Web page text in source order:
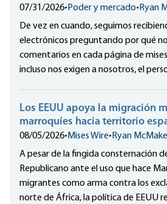
07/31/2026• Poder y mercado• Ryan
De vez en cuando, seguimos
electrónicos preguntando por qué
comentarios en cada página de
incluso nos exigen a nosotros, el
Los EEUU apoya la migración
marroquíes hacia territorio
08/05/2026• Mises Wire• Ryan
A pesar de la fingida consternación
Republicano ante el uso que hace
migrantes como arma contra los
norte de África, la política de EEUU